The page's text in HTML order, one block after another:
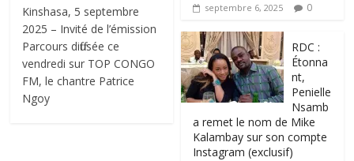
Kinshasa, 5 septembre
2025 – Invité de l’émission
Parcours diffusée ce
vendredi sur TOP CONGO
FM, le chantre Patrice
Ngoy
septembre 6, 2025 0
RDC :
Étonna
nt,
Penielle
Nsamb
a remet le nom de Mike
Kalambay sur son compte
Instagram (exclusif)